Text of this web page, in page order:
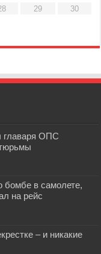
29
30
главаря ОПС
бомбе в самолете,
на рейс
– и никакие